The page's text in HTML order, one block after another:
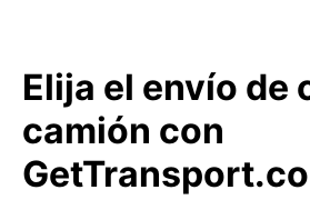
Elija el envío de
camión con